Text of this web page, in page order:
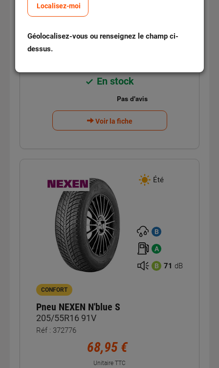
Localisez-moi
Géolocalisez-vous ou renseignez le champ ci-
dessus.
Pneu NEXEN NBLUE S
Réf : 343688
En stock
Voir la fiche
Été
B
A
B 71 dB
CONFORT
Pneu NEXEN N'blue S
205/55R16 91V
Réf : 372776
68,95 €
Unitaire TTC